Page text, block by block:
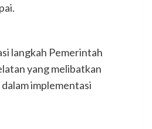
langkah Pemerintah
yang melibatkan
implementasi